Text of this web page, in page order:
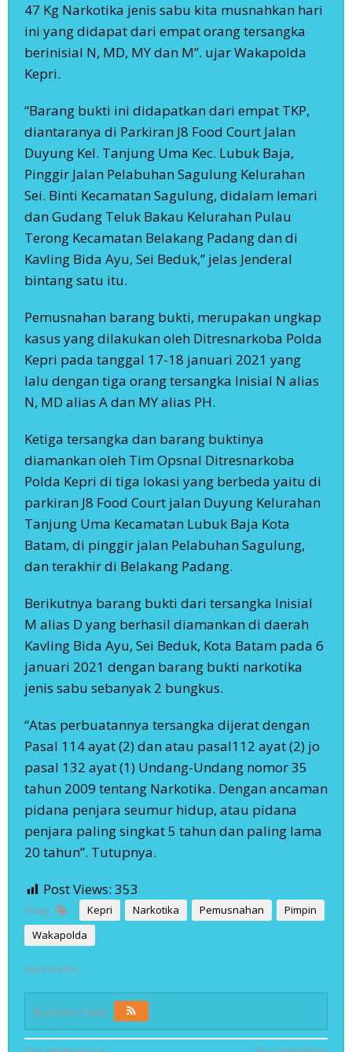
47 Kg Narkotika jenis sabu kita musnahkan hari
ini yang didapat dari empat orang tersangka
berinisial N, MD, MY dan M”. ujar Wakapolda
Kepri.
“Barang bukti ini didapatkan dari empat TKP,
diantaranya di Parkiran J8 Food Court Jalan
Duyung Kel. Tanjung Uma Kec. Lubuk Baja,
Pinggir Jalan Pelabuhan Sagulung Kelurahan
Sei. Binti Kecamatan Sagulung, didalam lemari
dan Gudang Teluk Bakau Kelurahan Pulau
Terong Kecamatan Belakang Padang dan di
Kavling Bida Ayu, Sei Beduk,” jelas Jenderal
bintang satu itu.
Pemusnahan barang bukti, merupakan ungkap
kasus yang dilakukan oleh Ditresnarkoba Polda
Kepri pada tanggal 17-18 januari 2021 yang
lalu dengan tiga orang tersangka Inisial N alias
N, MD alias A dan MY alias PH.
Ketiga tersangka dan barang buktinya
diamankan oleh Tim Opsnal Ditresnarkoba
Polda Kepri di tiga lokasi yang berbeda yaitu di
parkiran J8 Food Court jalan Duyung Kelurahan
Tanjung Uma Kecamatan Lubuk Baja Kota
Batam, di pinggir jalan Pelabuhan Sagulung,
dan terakhir di Belakang Padang.
Berikutnya barang bukti dari tersangka Inisial
M alias D yang berhasil diamankan di daerah
Kavling Bida Ayu, Sei Beduk, Kota Batam pada 6
januari 2021 dengan barang bukti narkotika
jenis sabu sebanyak 2 bungkus.
“Atas perbuatannya tersangka dijerat dengan
Pasal 114 ayat (2) dan atau pasal112 ayat (2) jo
pasal 132 ayat (1) Undang-Undang nomor 35
tahun 2009 tentang Narkotika. Dengan ancaman
pidana penjara seumur hidup, atau pidana
penjara paling singkat 5 tahun dan paling lama
20 tahun”. Tutupnya.
Post Views: 353
Ditag Kepri Narkotika Pemusnahan
Pimpin
Wakapolda
oleh admin
Ikuti Kami Pada